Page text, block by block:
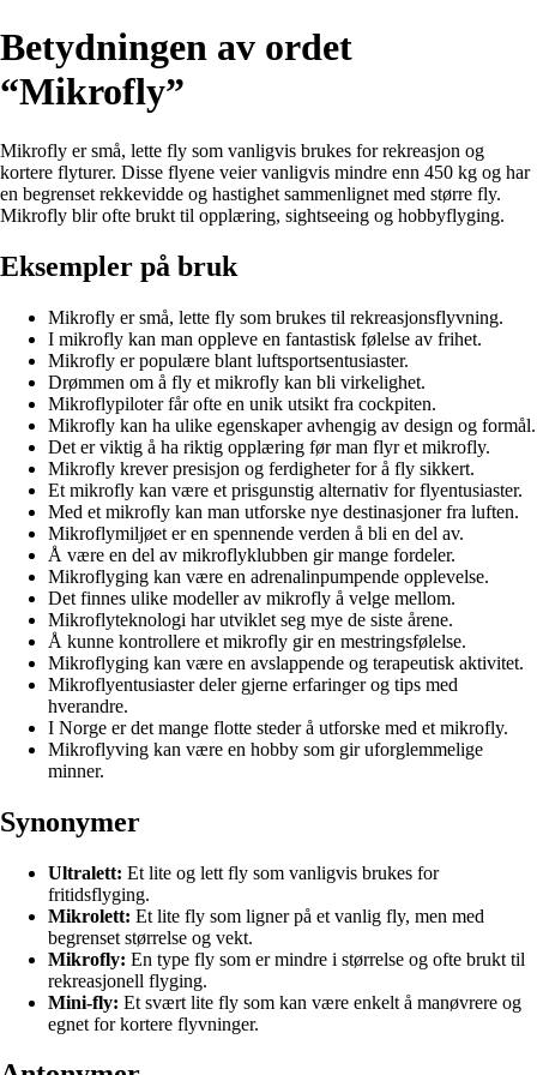
Betydningen av ordet
“Mikrofly”
Mikrofly er små, lette fly som vanligvis brukes for rekreasjon og
kortere flyturer. Disse flyene veier vanligvis mindre enn 450 kg og har
en begrenset rekkevidde og hastighet sammenlignet med større fly.
Mikrofly blir ofte brukt til opplæring, sightseeing og hobbyflyging.
Eksempler på bruk
Mikrofly er små, lette fly som brukes til rekreasjonsflyvning.
I mikrofly kan man oppleve en fantastisk følelse av frihet.
Mikrofly er populære blant luftsportsentusiaster.
Drømmen om å fly et mikrofly kan bli virkelighet.
Mikroflypiloter får ofte en unik utsikt fra cockpiten.
Mikrofly kan ha ulike egenskaper avhengig av design og formål.
Det er viktig å ha riktig opplæring før man flyr et mikrofly.
Mikrofly krever presisjon og ferdigheter for å fly sikkert.
Et mikrofly kan være et prisgunstig alternativ for flyentusiaster.
Med et mikrofly kan man utforske nye destinasjoner fra luften.
Mikroflymiljøet er en spennende verden å bli en del av.
Å være en del av mikroflyklubben gir mange fordeler.
Mikroflyging kan være en adrenalinpumpende opplevelse.
Det finnes ulike modeller av mikrofly å velge mellom.
Mikroflyteknologi har utviklet seg mye de siste årene.
Å kunne kontrollere et mikrofly gir en mestringsfølelse.
Mikroflyging kan være en avslappende og terapeutisk aktivitet.
Mikroflyentusiaster deler gjerne erfaringer og tips med
hverandre.
I Norge er det mange flotte steder å utforske med et mikrofly.
Mikroflyving kan være en hobby som gir uforglemmelige
minner.
Synonymer
Ultralett: Et lite og lett fly som vanligvis brukes for
fritidsflyging.
Mikrolett: Et lite fly som ligner på et vanlig fly, men med
begrenset størrelse og vekt.
Mikrofly: En type fly som er mindre i størrelse og ofte brukt til
rekreasjonell flyging.
Mini-fly: Et svært lite fly som kan være enkelt å manøvrere og
egnet for kortere flyvninger.